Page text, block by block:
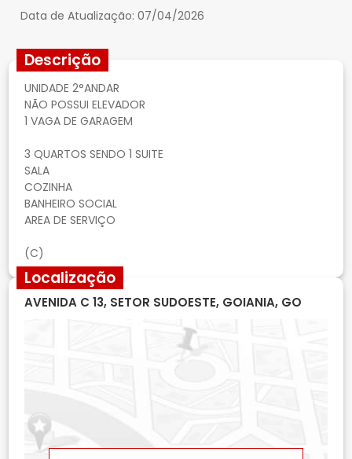
Data de Atualização: 07/04/2026
Descrição
UNIDADE 2°ANDAR
NÃO POSSUI ELEVADOR
1 VAGA DE GARAGEM
3 QUARTOS SENDO 1 SUITE
SALA
COZINHA
BANHEIRO SOCIAL
AREA DE SERVIÇO
Localização
AVENIDA C 13, SETOR SUDOESTE, GOIANIA, GO